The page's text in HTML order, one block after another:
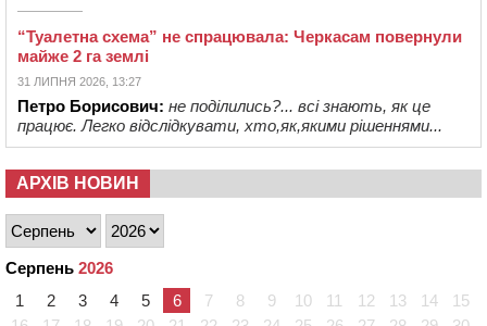
“Туалетна схема” не спрацювала: Черкасам повернули
майже 2 га землі
31 ЛИПНЯ 2026, 13:27
Петро Борисович: не поділились?... всі знають, як це
працює. Легко відслідкувати, хто,як,якими рішеннями...
АРХІВ НОВИН
Серпень 2026
1
2 3 4 5 6 7 8 9 10 11 12 13 14
15